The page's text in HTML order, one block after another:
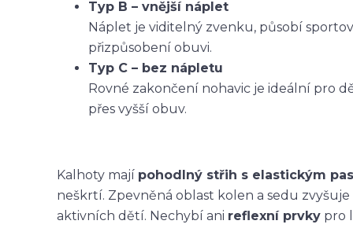
Typ B – vnější náplet
Náplet je viditelný zvenku, působí
přizpůsobení obuvi.
Typ C – bez nápletu
Rovné zakončení nohavic je ideální pro
přes vyšší obuv.
Kalhoty mají pohodlný střih s elastickým
neškrtí. Zpevněná oblast kolen a sedu
aktivních dětí. Nechybí ani reflexní prvky pro